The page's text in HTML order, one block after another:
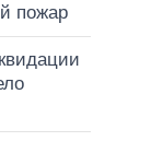
пожар